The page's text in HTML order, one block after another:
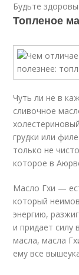
Будьте
Топленое
Чуть ли не в
сливочное
грудки или
только не
которое в
Масло Гхи —
который
энергию,
и придает силу
масла, масла
ему все